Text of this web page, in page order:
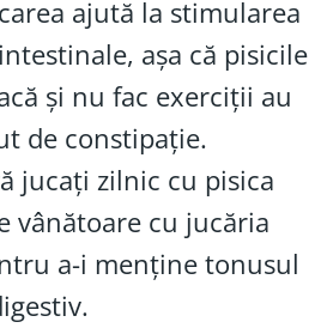
ajută la stimularea
așa că pisicile
și nu fac exerciții au
de constipație.
jucați zilnic cu pisica
vânătoare cu jucăria
a-i menține tonusul